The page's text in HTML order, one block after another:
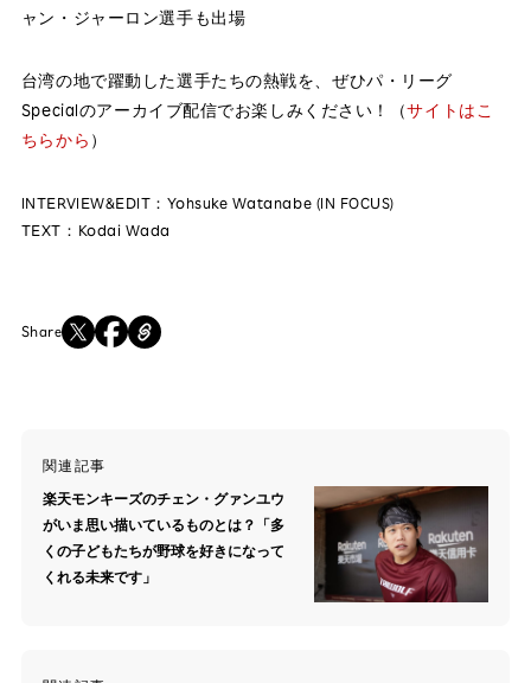
ャン・ジャーロン選手も出場
台湾の地で躍動した選手たちの熱戦を、ぜひパ・リーグ
Specialのアーカイブ配信でお楽しみください！（サイトはこ
ちらから ）
INTERVIEW&EDIT：Yohsuke Watanabe (IN FOCUS)
TEXT：Kodai Wada
Share
関連記事
楽天モンキーズのチェン・グァンユウ
がいま思い描いているものとは？「多
くの子どもたちが野球を好きになって
くれる未来です」